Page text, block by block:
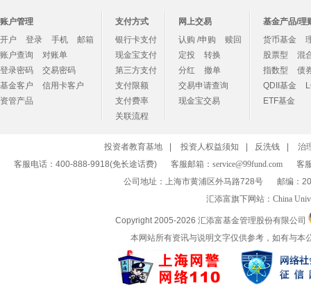
账户管理
开户
登录 手机
邮箱
账户查询
对账单
登录密码
交易密码
基金客户
信用卡客户
资管产品
支付方式
银行卡支付
现金宝支付
第三方支付
支付限额
支付费率
关联流程
网上交易
认购 /申购
赎回
定投
转换
分红
撤单
交易申请查询
现金宝交易
基金产品/理
货币基金
股票型
混
指数型
债
QDII基金
ETF基金
投资者教育基地 投资人权益须知 反洗钱
治
客服电话：400-888-9918(免长途话费)
客服邮箱： service@99fund.com
客
公司地址：上海市黄浦区外马路728号
邮编：
汇添富旗下网站： China
Copyright 2005-2026 汇添富基金管理股份有限公司
本网站所有资讯与说明文字仅供参考，如有与本